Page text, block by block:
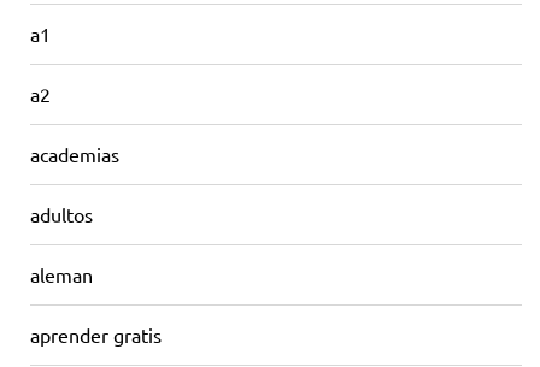
a1
a2
academias
adultos
aleman
aprender gratis